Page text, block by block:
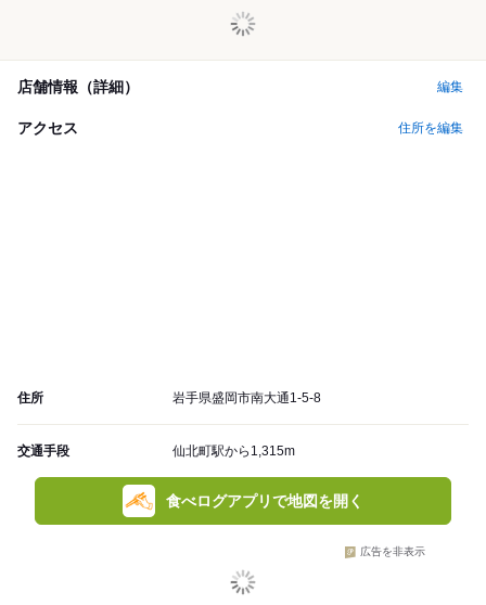
店舗情報（詳細） 編集
アクセス 住所を編集
住所 岩手県盛岡市南大通1-5-8
交通手段 仙北町駅から1,315m
食べログアプリで地図を開く
広告を非表示